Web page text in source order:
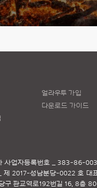
얼라우투 가입
다운로드 가이드
사업자등록번호 _ 383-86-
제 2017-성남분당-0022 호 대
구 판교역로192번길 16, 8층